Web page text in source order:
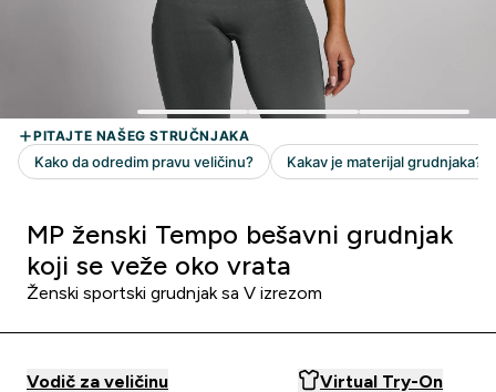
MP ženski Tempo bešavni grudnjak
koji se veže oko vrata
Ženski sportski grudnjak sa V izrezom
Vodič za veličinu Virtual Try-On